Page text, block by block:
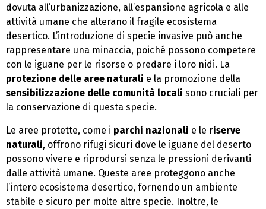
dovuta all’urbanizzazione, all’espansione agricola e alle
attività umane che alterano il fragile ecosistema
desertico. L’introduzione di specie invasive può anche
rappresentare una minaccia, poiché possono competere
con le iguane per le risorse o predare i loro nidi. La
protezione delle aree naturali e la promozione della
sensibilizzazione delle comunità locali sono cruciali per
la conservazione di questa specie.
Le aree protette, come i parchi nazionali e le riserve
naturali, offrono rifugi sicuri dove le iguane del deserto
possono vivere e riprodursi senza le pressioni derivanti
dalle attività umane. Queste aree proteggono anche
l’intero ecosistema desertico, fornendo un ambiente
stabile e sicuro per molte altre specie. Inoltre, le